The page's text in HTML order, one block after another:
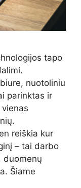
tapo
nuotoliniu
parinktas ir
reiškia kur
– tai darbo
duomenų
Šiame